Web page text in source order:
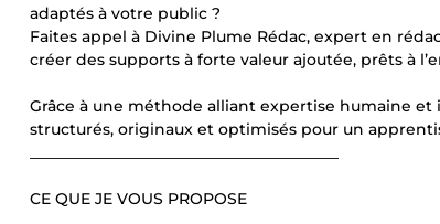
adaptés à votre public ?
Faites appel à Divine Plume Rédac, expert en
créer des supports à forte valeur ajoutée, prêts à
Grâce à une méthode alliant expertise humaine
structurés, originaux et optimisés pour un
CE QUE JE VOUS PROPOSE